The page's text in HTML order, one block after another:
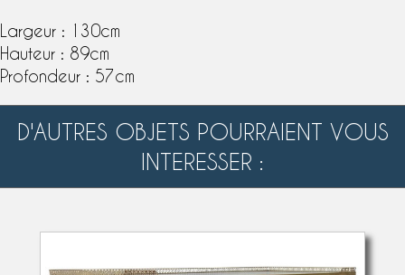
Largeur : 130cm
Hauteur : 89cm
Profondeur : 57cm
D'AUTRES OBJETS POURRAIENT VOUS
INTERESSER :